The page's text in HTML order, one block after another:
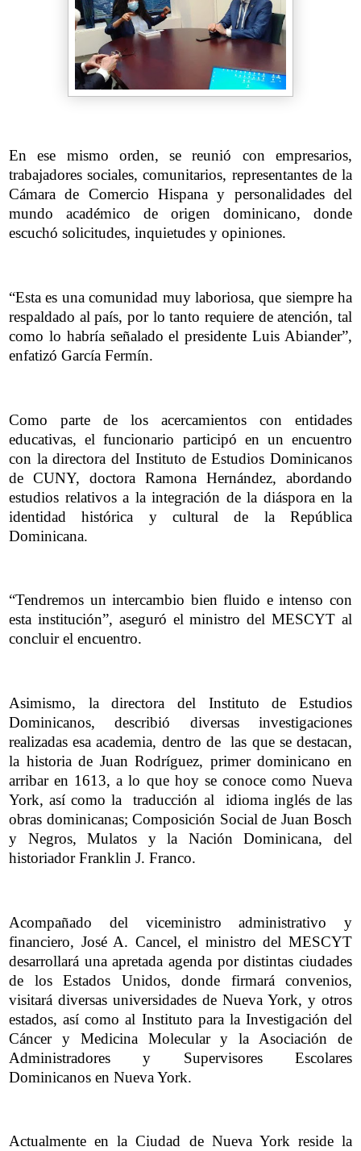
En ese mismo orden, se reunió con empresarios,
trabajadores sociales, comunitarios, representantes de la
Cámara de Comercio Hispana y personalidades del
mundo académico de origen dominicano, donde
escuchó solicitudes, inquietudes y opiniones.
“Esta es una comunidad muy laboriosa, que siempre ha
respaldado al país, por lo tanto requiere de atención, tal
como lo habría señalado el presidente Luis Abiander”,
enfatizó García Fermín.
Como parte de los acercamientos con entidades
educativas, el funcionario participó en un encuentro
con la directora del Instituto de Estudios Dominicanos
de CUNY, doctora Ramona Hernández, abordando
estudios relativos a la integración de la diáspora en la
identidad histórica y cultural de la República
Dominicana.
“Tendremos un intercambio bien fluido e intenso con
esta institución”, aseguró el ministro del MESCYT al
concluir el encuentro.
Asimismo, la directora del Instituto de Estudios
Dominicanos, describió diversas investigaciones
realizadas esa academia, dentro de las que se destacan,
la historia de Juan Rodríguez, primer dominicano en
arribar en 1613, a lo que hoy se conoce como Nueva
York, así como la traducción al idioma inglés de las
obras dominicanas; Composición Social de Juan Bosch
y Negros, Mulatos y la Nación Dominicana, del
historiador Franklin J. Franco.
Acompañado del viceministro administrativo y
financiero, José A. Cancel, el ministro del MESCYT
desarrollará una apretada agenda por distintas ciudades
de los Estados Unidos, donde firmará convenios,
visitará diversas universidades de Nueva York, y otros
estados, así como al Instituto para la Investigación del
Cáncer y Medicina Molecular y la Asociación de
Administradores y Supervisores Escolares
Dominicanos en Nueva York.
Actualmente en la Ciudad de Nueva York reside la